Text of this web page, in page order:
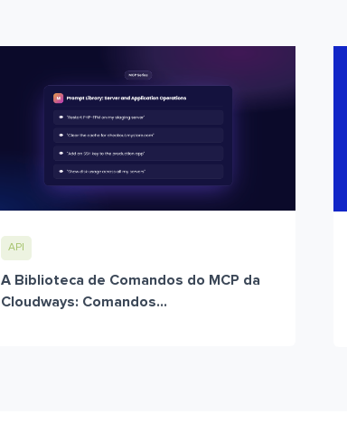
API
A Biblioteca de Comandos do MCP da
Cloudways: Comandos...